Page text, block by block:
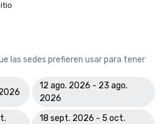
las sedes prefieren usar para tener
12 ago. 2026 - 23 ago.
2026
18 sept. 2026 - 5 oct.